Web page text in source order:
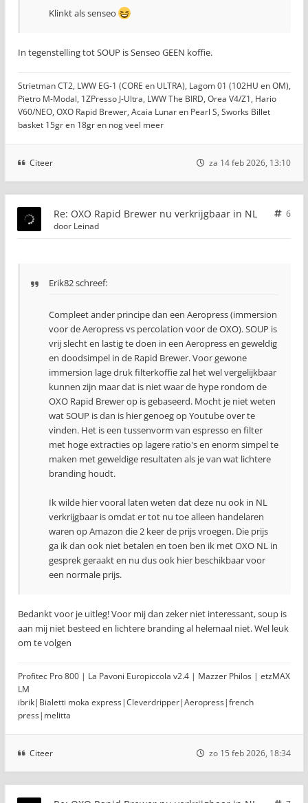
Klinkt als senseo
In tegenstelling tot SOUP is Senseo GEEN koffie.
Strietman CT2, LWW EG-1 (CORE en ULTRA), Lagom 01 (102HU en OM),
Pietro M-Modal, 1ZPresso J-Ultra, LWW The BIRD, Orea V4/Z1, Hario
V60/NEO, OXO Rapid Brewer, Acaia Lunar en Pearl S, Sworks Billet
basket 15gr en 18gr en nog veel meer
Citeer za 14 feb 2026, 13:10
Re: OXO Rapid Brewer nu verkrijgbaar in NL
6
door Leinad
Erik82 schreef:
Compleet ander principe dan een Aeropress (immersion
voor de Aeropress vs percolation voor de OXO). SOUP is
vrij slecht en lastig te doen in een Aeropress en geweldig
en doodsimpel in de Rapid Brewer. Voor gewone
immersion lage druk filterkoffie zal het wel vergelijkbaar
kunnen zijn maar dat is niet waar de hype rondom de
OXO Rapid Brewer op is gebaseerd. Mocht je niet weten
wat SOUP is dan is hier genoeg op Youtube over te
vinden. Het is een tussenvorm van espresso en filter
met hoge extracties op lagere ratio's en enorm simpel te
maken met geweldige resultaten als je van wat lichtere
branding houdt.
Ik wilde hier vooral laten weten dat deze nu ook in NL
verkrijgbaar is omdat er tot nu toe alleen handelaren
waren op Amazon die 2 keer de prijs vroegen. Die prijs
ga ik dan ook niet betalen en toen ben ik met OXO NL in
gesprek geraakt en nu dus ook hier beschikbaar voor
een normale prijs.
Bedankt voor je uitleg! Voor mij dan zeker niet interessant, soup is
aan mij niet besteed en lichtere branding al helemaal niet. Wel leuk
om te volgen
Profitec Pro 800 | La Pavoni Europiccola v2.4 | Mazzer Philos | etzMAX
LM
ibrik|Bialetti moka express|Cleverdripper|Aeropress|french
press|melitta
Citeer zo 15 feb 2026, 18:34